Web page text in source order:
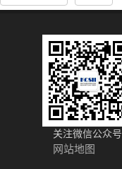
关注微信公众号
网站地图